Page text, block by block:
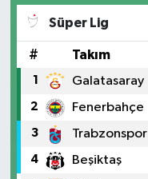
Süper Lig
# Takım
1 Galatasaray
2 Fenerbahçe
3 Trabzonspor
4 Beşiktaş